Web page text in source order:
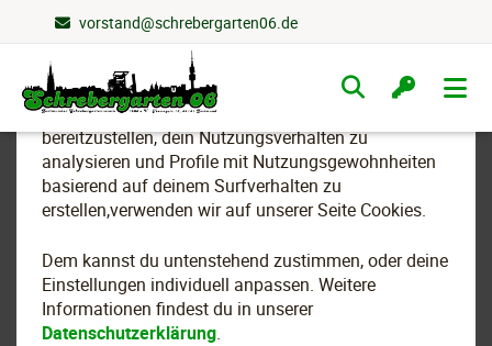
Wir nutzen Cookies
Um essenzielle Funktionen dieser Webseite
bereitzustellen, dein Nutzungsverhalten zu
analysieren und Profile mit Nutzungsgewohnheiten
basierend auf deinem Surfverhalten zu
erstellen,verwenden wir auf unserer Seite Cookies.
Dem kannst du untenstehend zustimmen, oder deine
Einstellungen individuell anpassen. Weitere
Informationen findest du in unserer
Datenschutzerklärung.
vorstand@schrebergarten06.de
Navigation
überspringen
Abfalltrennung in der
Gartenanlage